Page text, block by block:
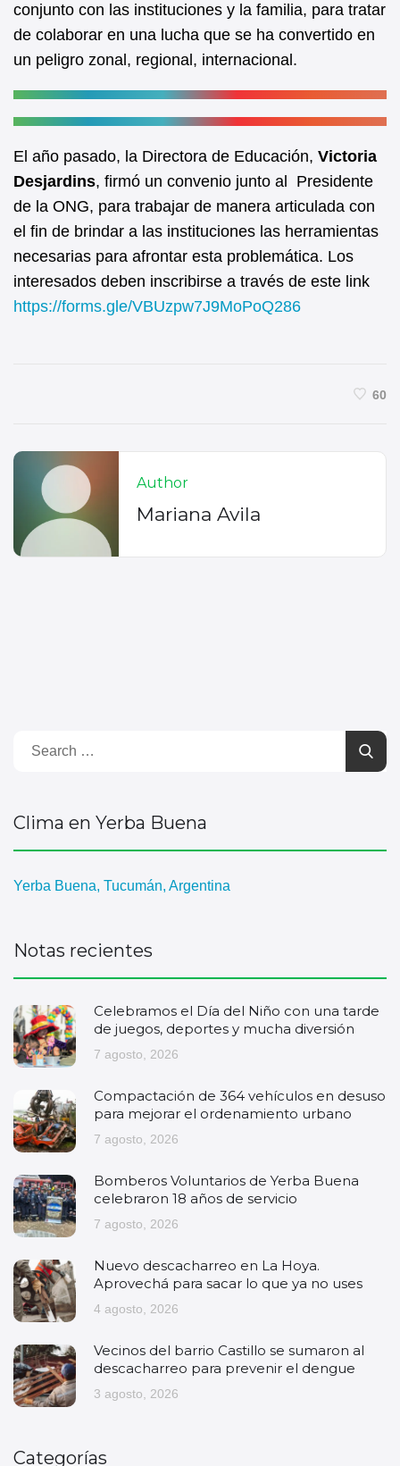
conjunto con las instituciones y la familia, para tratar
de colaborar en una lucha que se ha convertido en
un peligro zonal, regional, internacional.
El año pasado, la Directora de Educación, Victoria
Desjardins, firmó un convenio junto al Presidente
de la ONG, para trabajar de manera articulada con
el fin de brindar a las instituciones las herramientas
necesarias para afrontar esta problemática. Los
interesados deben inscribirse a través de este link
https://forms.gle/VBUzpw7J9MoPoQ286
60
Author
Mariana Avila
Clima en Yerba Buena
Yerba Buena, Tucumán, Argentina
Notas recientes
Celebramos el Día del Niño con una tarde
de juegos, deportes y mucha diversión
7 agosto, 2026
Compactación de 364 vehículos en desuso
para mejorar el ordenamiento urbano
7 agosto, 2026
Bomberos Voluntarios de Yerba Buena
celebraron 18 años de servicio
7 agosto, 2026
Nuevo descacharreo en La Hoya.
Aprovechá para sacar lo que ya no uses
4 agosto, 2026
Vecinos del barrio Castillo se sumaron al
descacharreo para prevenir el dengue
3 agosto, 2026
Categorías